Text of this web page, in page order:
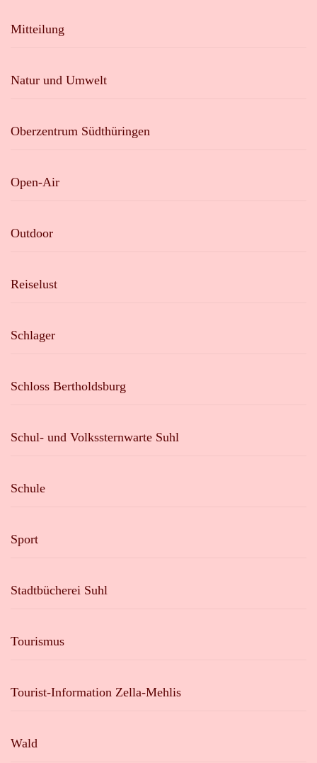
Mitteilung
Natur und Umwelt
Oberzentrum Südthüringen
Open-Air
Outdoor
Reiselust
Schlager
Schloss Bertholdsburg
Schul- und Volkssternwarte Suhl
Schule
Sport
Stadtbücherei Suhl
Tourismus
Tourist-Information Zella-Mehlis
Wald